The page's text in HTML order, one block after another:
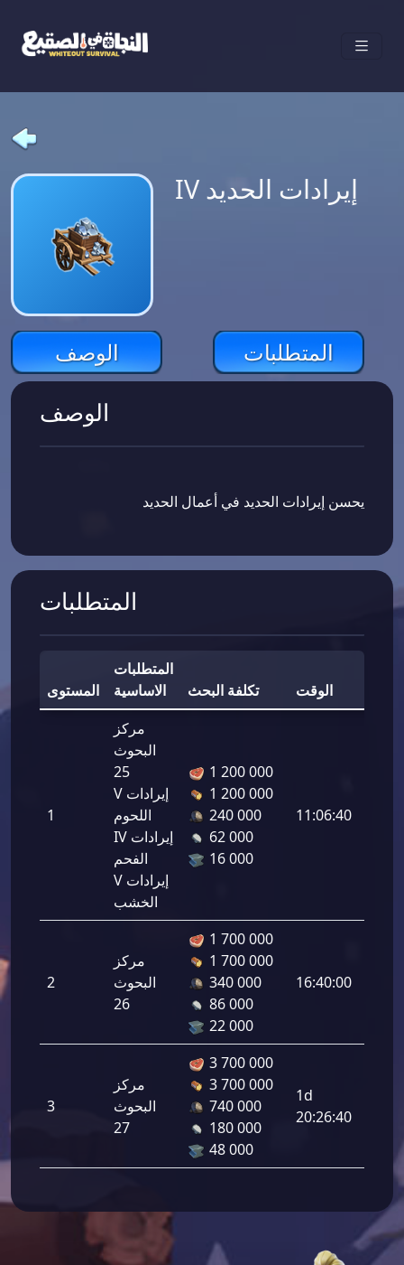
IV إيرادات الحديد
الوصف المتطلبات
الوصف
يحسن إيرادات الحديد في أعمال الحديد
المتطلبات
المستوى
المتطلبات
الاساسية
تكلفة البحث الوقت
1
مركز
البحوث
25
V إيرادات
اللحوم
IV إيرادات
الفحم
V إيرادات
الخشب
1 200 000
1 200 000
240 000
62 000
16 000
11:06:40
2
مركز
البحوث
26
1 700 000
1 700 000
340 000
86 000
22 000
16:40:00
3
مركز
البحوث
27
3 700 000
3 700 000
740 000
180 000
48 000
1d
20:26:40